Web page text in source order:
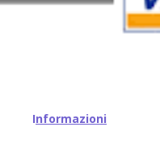
Informazioni